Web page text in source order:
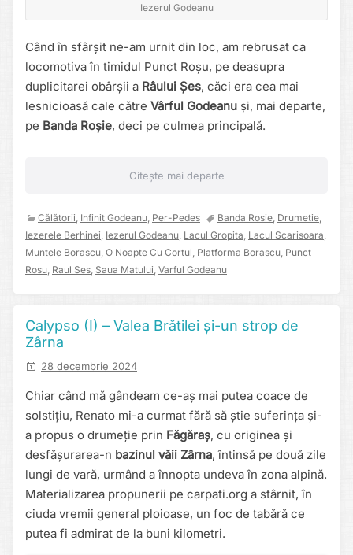
Iezerul Godeanu
Când în sfârșit ne-am urnit din loc, am rebrusat ca
locomotiva în timidul Punct Roșu, pe deasupra
duplicitarei obârșii a Râului Șes, căci era cea mai
lesnicioasă cale către Vârful Godeanu și, mai departe,
pe Banda Roșie, deci pe culmea principală.
Citește mai departe
Călătorii Infinit Godeanu Per-Pedes Banda Rosie Drumetie
Iezerele Berhinei Iezerul Godeanu Lacul Gropita Lacul Scarisoara
Muntele Borascu O Noapte Cu Cortul Platforma Borascu Punct
Rosu Raul Ses Saua Matului Varful Godeanu
Calypso (I) – Valea Brătilei și-un strop de
Zârna
28 decembrie 2024
Chiar când mă gândeam ce-aș mai putea coace de
solstițiu, Renato mi-a curmat fără să știe suferința și-
a propus o drumeție prin Făgăraș, cu originea și
desfășurarea-n bazinul văii Zârna, întinsă pe două zile
lungi de vară, urmând a înnopta undeva în zona alpină.
Materializarea propunerii pe carpati.org a stârnit, în
ciuda vremii general ploioase, un foc de tabără ce
putea fi admirat de la buni kilometri.